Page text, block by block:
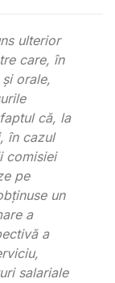
ulterior
care, în
orale,
că, la
în cazul
comisiei
pe
un
a
a
salariale